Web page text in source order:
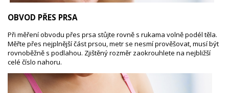
OBVOD PŘES PRSA
Při měření obvodu přes prsa stůjte rovně s rukama volně podél těla.
Měřte přes nejplnější část prsou, metr se nesmí prověšovat, musí být
rovnoběžně s podlahou. Zjištěný rozměr zaokrouhlete na nejbližší
celé číslo nahoru.